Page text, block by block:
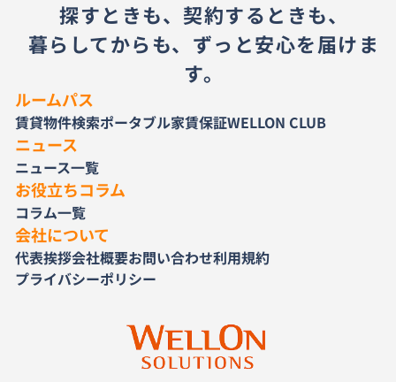
探すときも、契約するときも、
暮らしてからも、ずっと安心を届けま
す。
ルームパス
賃貸物件検索ポータブル家賃保証WELLON CLUB
ニュース
ニュース一覧
お役立ちコラム
コラム一覧
会社について
代表挨拶会社概要お問い合わせ利用規約
プライバシーポリシー